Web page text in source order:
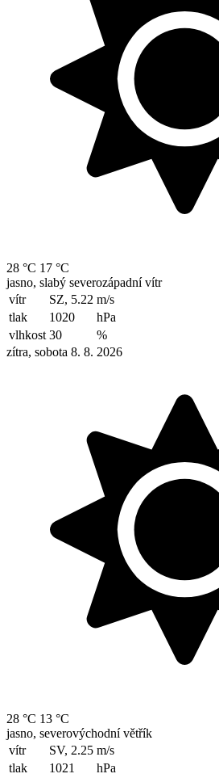
28 °C 17 °C
jasno, slabý severozápadní vítr
vítr
SZ, 5.22 m/s
tlak
1020
hPa
vlhkost 30
%
zítra, sobota 8. 8. 2026
28 °C 13 °C
jasno, severovýchodní větřík
vítr
SV, 2.25 m/s
tlak
1021
hPa